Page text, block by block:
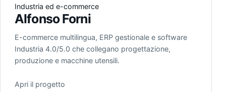
Industria ed e-commerce
Alfonso Forni
E-commerce multilingua, ERP gestionale e software
Industria 4.0/5.0 che collegano progettazione,
produzione e macchine utensili.
Apri il progetto